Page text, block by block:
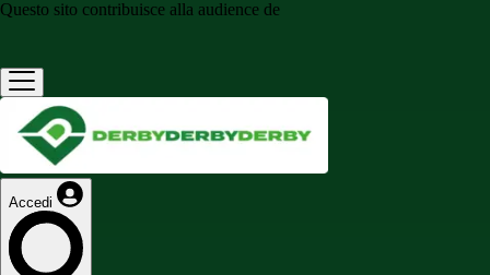
Questo sito contribuisce alla audience de
Accedi